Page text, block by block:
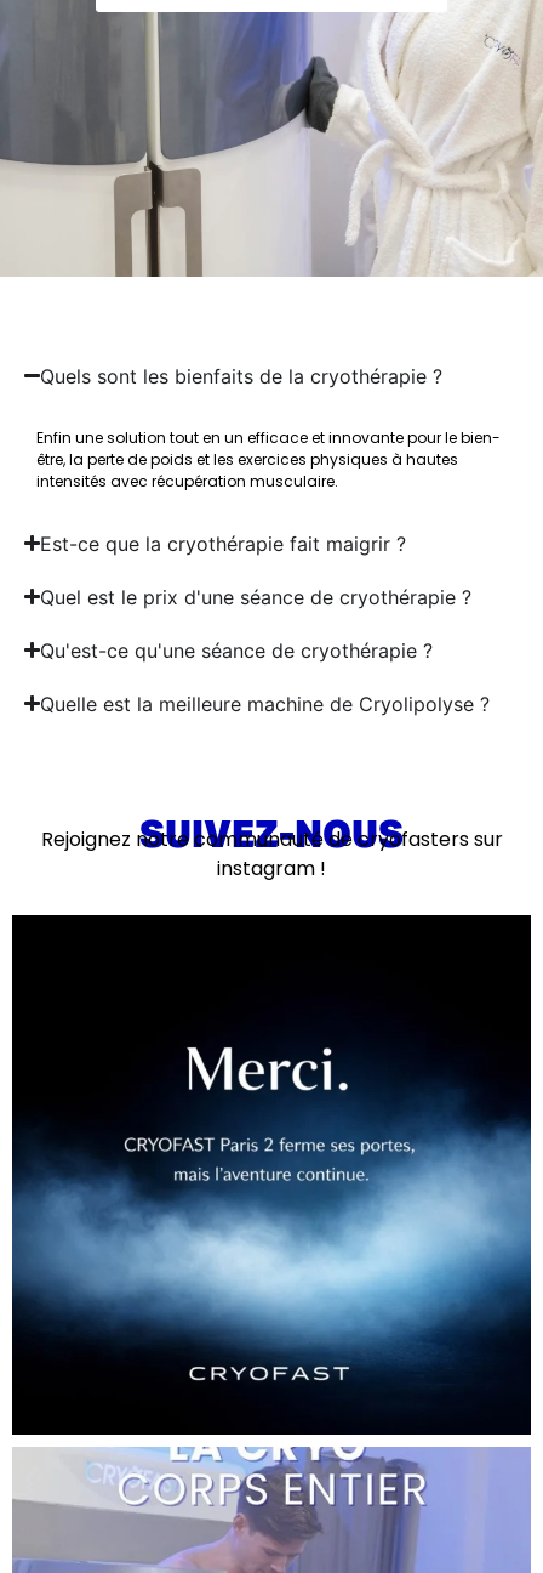
Quels sont les bienfaits de la cryothérapie ?
Enfin une solution tout en un efficace et innovante pour le bien-
être, la perte de poids et les exercices physiques à hautes
intensités avec récupération musculaire.
Est-ce que la cryothérapie fait maigrir ?
Quel est le prix d'une séance de cryothérapie ?
Qu'est-ce qu'une séance de cryothérapie ?
Quelle est la meilleure machine de Cryolipolyse ?
SUIVEZ-NOUS
Rejoignez notre communauté de cryofasters sur
instagram !